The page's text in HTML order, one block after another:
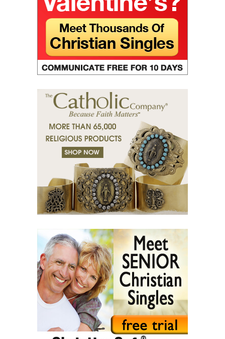
Первое послание Петра. (1 Пет)
Второе послание Петра. (2 Пет)
Третье послание Иоанна Богослова. (3 Ин)
Послание к Римлянам. (Рим)
Первое послание к Коринфянам. (1 Кор)
Второе послание к Коринфянам. (2 Кор)
Послание к Галатам. (Гал)
Послание к Ефесянам. (Еф)
Послание к Филиппийцам. (Флп)
Первое послание к Фессалоникийцам. (1 Фес)
Второе послание к Фессалоникийцам. (2 Фес)
Первое послание к Тимофею. (1 Тим)
Второе послание к Тимофею. (2 Тим)
Послание к Титу. (Тит)
Послание к Филимону. (Флм)
Послание к Евреям. (Евр)